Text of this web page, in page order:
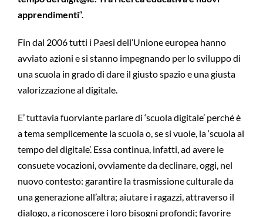
apprendimenti“.
Fin dal 2006 tutti i Paesi dell’Unione europea hanno
avviato azioni e si stanno impegnando per lo sviluppo di
una scuola in grado di dare il giusto spazio e una giusta
valorizzazione al digitale.
E’ tuttavia fuorviante parlare di ‘scuola digitale’ perché è
a tema semplicemente la scuola o, se si vuole, la ‘scuola al
tempo del digitale’. Essa continua, infatti, ad avere le
consuete vocazioni, ovviamente da declinare, oggi, nel
nuovo contesto: garantire la trasmissione culturale da
una generazione all’altra; aiutare i ragazzi, attraverso il
dialogo, a riconoscere i loro bisogni profondi; favorire